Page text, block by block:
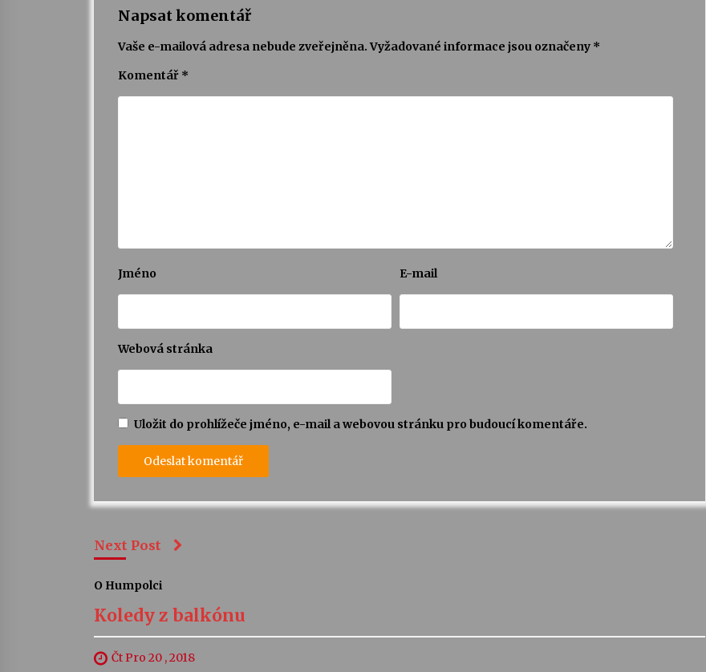
Napsat komentář
Vaše e-mailová adresa nebude zveřejněna. Vyžadované informace jsou označeny *
Komentář *
Jméno E-mail
Webová stránka
Uložit do prohlížeče jméno, e-mail a webovou stránku pro budoucí komentáře.
Next Post
O Humpolci
Koledy z balkónu
Čt Pro 20 , 2018